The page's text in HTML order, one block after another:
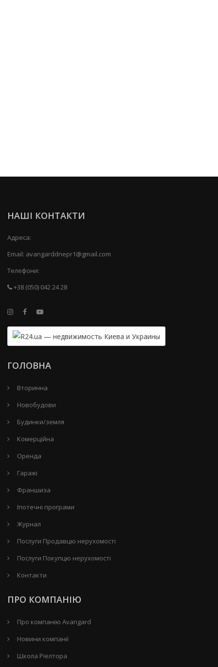
НАШІ КОНТАКТИ
Адреса:
Email: avangarddnepr1@gmail.com
Телефони:
+38 (050) 042 24 28
ГОЛОВНА
Вторинна
Новобудови
Будинки/земля
Комерційна
Оренда
Гаражі
Франшиза
Іпотечні програми
Журнал
Послуги Продавцю нерухомості
Послуги Покупцю нерухомості
Контакти
ПРО КОМПАНІЮ
Про компанію Avangard
Новини компанії
Школа Ріелтора